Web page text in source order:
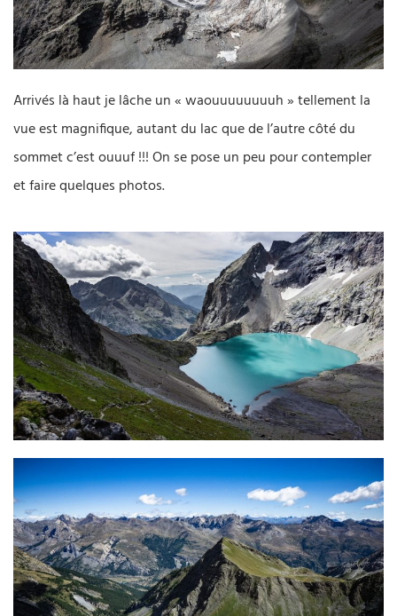
Arrivés là haut je lâche un « waouuuuuuuuh » tellement la
vue est magnifique, autant du lac que de l’autre côté du
sommet c’est ouuuf !!! On se pose un peu pour contempler
et faire quelques photos.